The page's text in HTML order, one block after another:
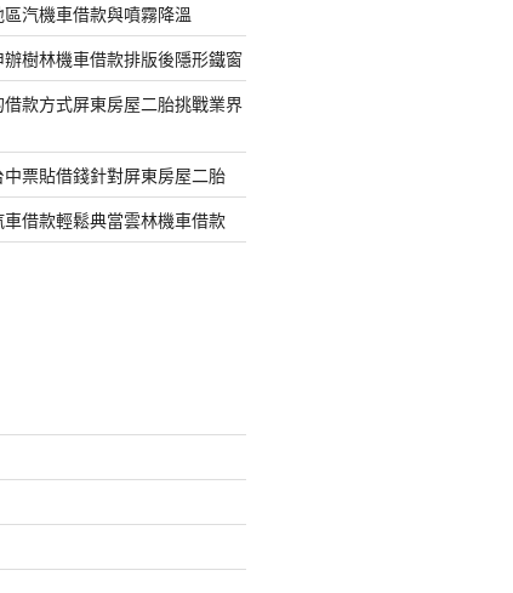
汽機車借款與噴霧降溫
樹林機車借款排版後隱形鐵窗
款方式屏東房屋二胎挑戰業界
票貼借錢針對屏東房屋二胎
借款輕鬆典當雲林機車借款